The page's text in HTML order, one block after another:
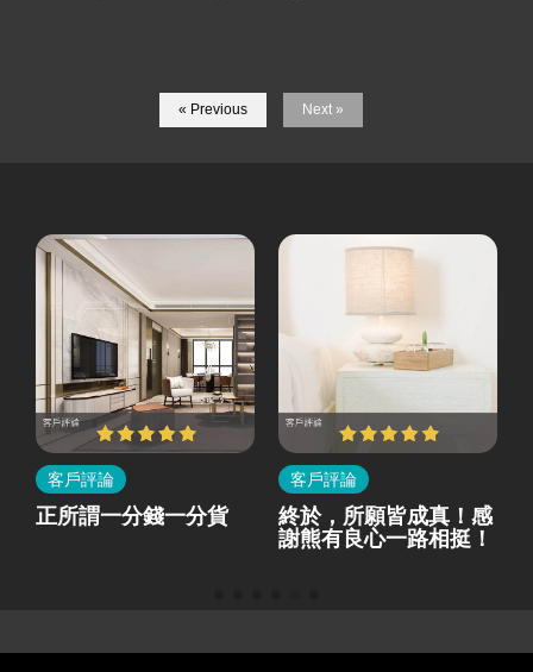
« Previous Next »
客戶評論
正所謂一分錢一分貨
客戶評論
終於，所願皆成真！感
謝熊有良心一路相挺！